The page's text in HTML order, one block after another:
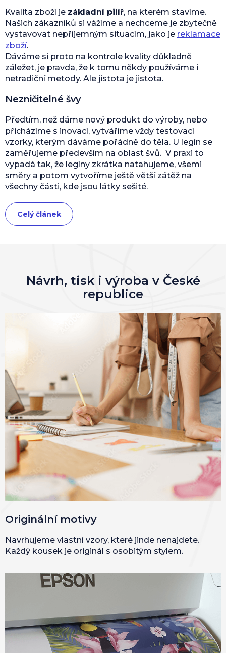
Kvalita zboží je základní pilíř, na kterém stavíme.
Našich zákazníků si vážíme a nechceme je zbytečně
vystavovat nepříjemným situacím, jako je reklamace
zboží.
Dáváme si proto na kontrole kvality důkladně
záležet, je pravda, že k tomu někdy používáme i
netradiční metody. Ale jistota je jistota.
Nezničitelné švy
Předtím, než dáme nový produkt do výroby, nebo
přicházíme s inovací, vytváříme vždy testovací
vzorky, kterým dáváme pořádně do těla. U legín se
zaměřujeme především na oblast švů. V praxi to
vypadá tak, že legíny zkrátka natahujeme, všemi
směry a potom vytvoříme ještě větší zátěž na
všechny části, kde jsou látky sešité.
Celý článek
Návrh, tisk i výroba v České
republice
Originální motivy
Navrhujeme vlastní vzory, které jinde nenajdete.
Každý kousek je originál s osobitým stylem.